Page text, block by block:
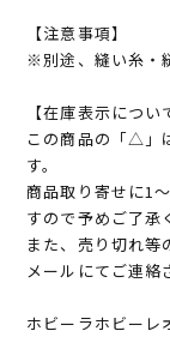
【注意事項】
※別途、縫い糸・
【在庫表示につい
この商品の「△」
す。
商品取り寄せに1
すので予めご了承
また、売り切れ等
メールにてご連絡
ホビーラホビーレ